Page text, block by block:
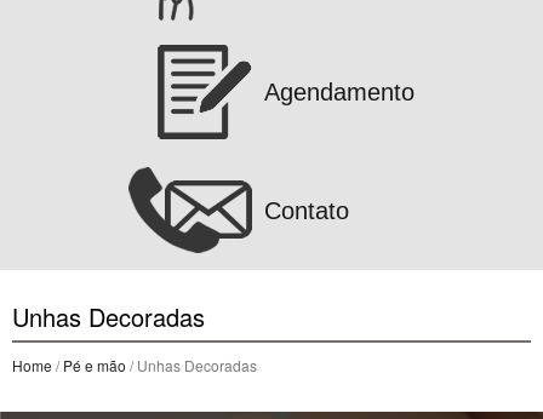
Agendamento
Contato
Unhas Decoradas
Home /Pé e mão / Unhas Decoradas